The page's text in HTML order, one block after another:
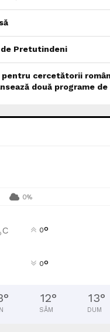
de Pretutindeni
cercetătorii
două programe
0%
C 0°
0°
° 12°
SÂM
13°
DUM